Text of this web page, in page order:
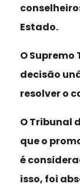
Estado.
O
decisão
resolver o
O Tribunal
que o
é
isso, foi